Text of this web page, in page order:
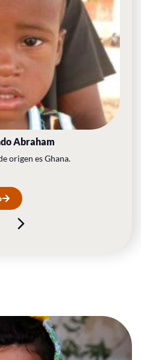
Abraham
origen es Ghana.